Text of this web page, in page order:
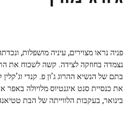
פניה נראו מצוירים, עיניה מושפלות,
נצמדה בחוזקה לצידה. קשה לשכוח את
בתם של הנשיא ההרוג ג'ון פ. קנדי
בינואר, בעקבות הלווייתה של הבת